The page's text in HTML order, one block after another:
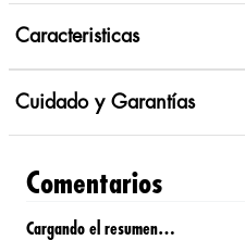
Caracteristicas
Cuidado y Garantías
Comentarios
Cargando el resumen…